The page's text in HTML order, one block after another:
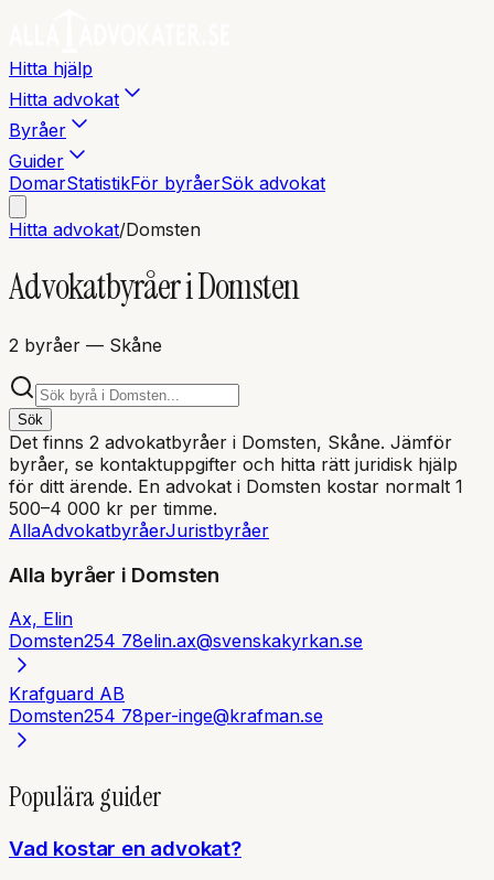
Hitta hjälp
Hitta advokat
Byråer
Guider
DomarStatistikFör byråerSök advokat
Hitta advokat/Domsten
Advokatbyråer iDomsten
2 byråer — Skåne
Sök
Det finns 2 advokatbyråer i Domsten, Skåne. Jämför
byråer, se kontaktuppgifter och hitta rätt juridisk hjälp
för ditt ärende. En advokat i Domsten kostar normalt 1
500–4 000 kr per timme.
AllaAdvokatbyråerJuristbyråer
Alla byråer i Domsten
Ax, Elin
Domsten254 78elin.ax@svenskakyrkan.se
Krafguard AB
Domsten254 78per-inge@krafman.se
Populära guider
Vad kostar en advokat?